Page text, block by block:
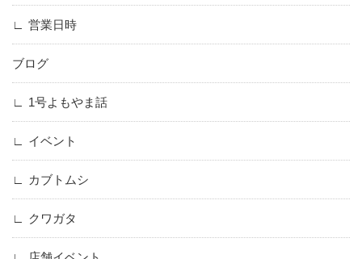
営業日時
ブログ
1号よもやま話
イベント
カブトムシ
クワガタ